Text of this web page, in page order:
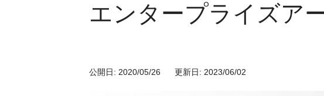
エンタープライズア
公開日: 2020/05/26 更新日: 2023/06/02